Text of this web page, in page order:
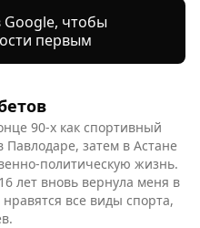
90-х как спортивный
Павлодаре, затем в Астане
политическую жизнь.
лет вновь вернула меня в
все виды спорта,
чтобы
первым